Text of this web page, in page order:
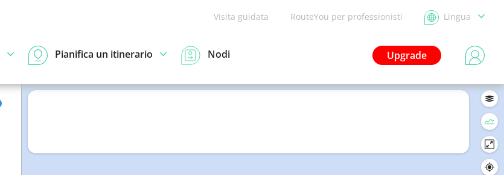
Visita guidata RouteYou per professionisti Lingua
Upgrade
Pianifica un itinerario Nodi